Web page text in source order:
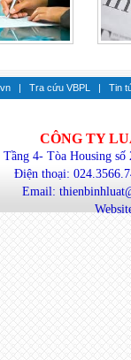
| Tra cứu VBPL | Tin
CÔNG TY
Tầng 4- Tòa Housing
Điện thoại:
Email: